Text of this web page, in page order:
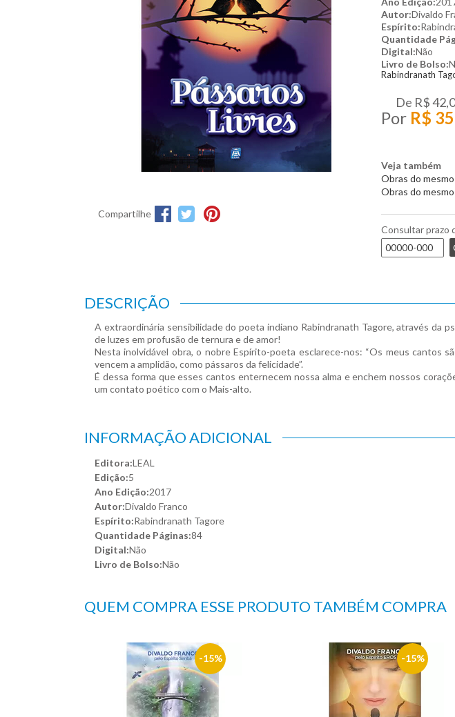
Compartilhe
Autor:Divaldo
Espírito:
Quantidade
Digital:Não
Livro de Bolso:
Rabindranath
De R$
Por R$
Veja também
Obras do
Obras do
Consultar prazo
DESCRIÇÃO
A extraordinária sensibilidade do poeta indiano Rabindranath Tagore, através da
de luzes em profusão de ternura e de amor!
Nesta inolvidável obra, o nobre Espírito-poeta esclarece-nos: “Os meus cantos
vencem a amplidão, como pássaros da felicidade”.
É dessa forma que esses cantos enternecem nossa alma e enchem nossos
um contato poético com o Mais-alto.
INFORMAÇÃO ADICIONAL
Editora:LEAL
Edição:5
Ano Edição:2017
Autor:Divaldo Franco
Espírito:Rabindranath Tagore
Quantidade Páginas:84
Digital:Não
Livro de Bolso:Não
QUEM COMPRA ESSE PRODUTO TAMBÉM COMPRA
15% 15%